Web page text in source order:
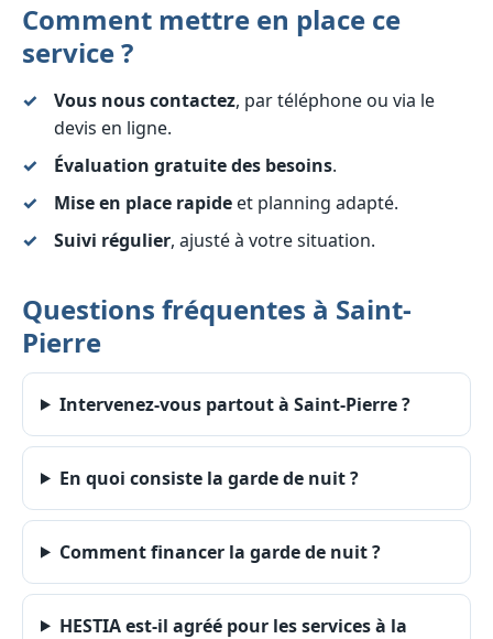
Comment mettre en place ce
service ?
Vous nous contactez, par téléphone ou via le
devis en ligne.
Évaluation gratuite des besoins.
Mise en place rapideet planning adapté.
Suivi régulier, ajusté à votre situation.
Questions fréquentes à Saint-
Pierre
Intervenez-vous partout à Saint-Pierre ?
En quoi consiste la garde de nuit ?
Comment financer la garde de nuit ?
HESTIA est-il agréé pour les services à la